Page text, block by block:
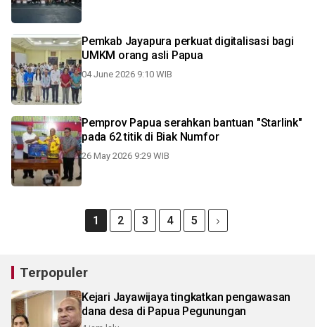
Pemkab Jayapura perkuat digitalisasi bagi
UMKM orang asli Papua
04 June 2026 9:10 WIB
Pemprov Papua serahkan bantuan "Starlink"
pada 62 titik di Biak Numfor
26 May 2026 9:29 WIB
1 2 3 4 5
Terpopuler
Kejari Jayawijaya tingkatkan pengawasan
dana desa di Papua Pegunungan